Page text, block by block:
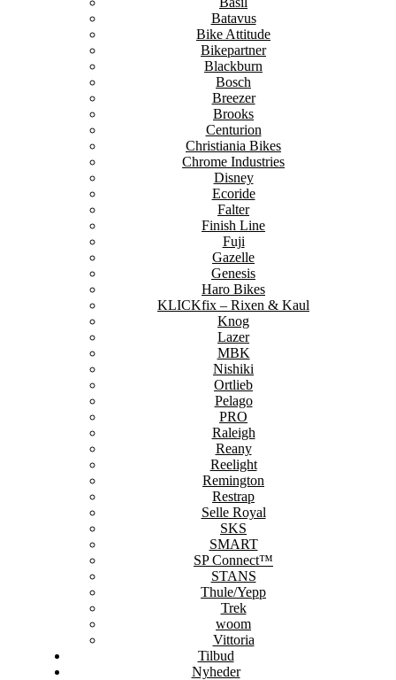
Batavus
Bike Attitude
Bikepartner
Blackburn
Bosch
Breezer
Brooks
Centurion
Christiania Bikes
Chrome Industries
Disney
Ecoride
Falter
Finish Line
Fuji
Gazelle
Genesis
Haro Bikes
KLICKfix – Rixen & Kaul
Knog
Lazer
MBK
Nishiki
Ortlieb
Pelago
PRO
Raleigh
Reany
Reelight
Remington
Restrap
Selle Royal
SKS
SMART
SP Connect™
STANS
Thule/Yepp
Trek
woom
Vittoria
Tilbud
Nyheder